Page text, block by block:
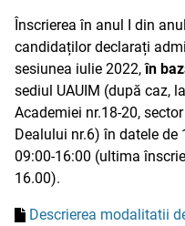
Înscrierea în anul I din
candidaților declarați
sesiunea iulie 2022,în
sediul UAUIM (după caz,
Academiei nr.18-20,
Dealului nr.6) în datele de
09:00-16:00 (ultima
16.00).
Descrierea modalitatii